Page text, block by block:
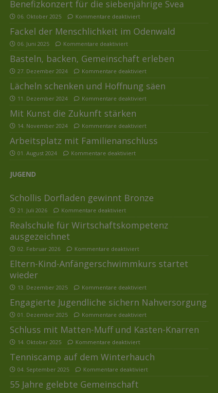
Benefizkonzert für die siebenjährige Svea
06. Oktober 2025 Kommentare deaktiviert
Fackel der Menschlichkeit im Odenwald
06. Juni 2025 Kommentare deaktiviert
Basteln, backen, Gemeinschaft erleben
27. Dezember 2024 Kommentare deaktiviert
Lächeln schenken und Hoffnung säen
11. Dezember 2024 Kommentare deaktiviert
Mit Kunst die Zukunft stärken
14. November 2024 Kommentare deaktiviert
Arbeitsplatz mit Familienanschluss
01. August 2024 Kommentare deaktiviert
JUGEND
Schollis Dorfladen gewinnt Bronze
21. Juli 2026 Kommentare deaktiviert
Realschule für Wirtschaftskompetenz
ausgezeichnet
02. Februar 2026 Kommentare deaktiviert
Eltern-Kind-Anfängerschwimmkurs startet
wieder
13. Dezember 2025 Kommentare deaktiviert
Engagierte Jugendliche sichern Nahversorgung
01. Dezember 2025 Kommentare deaktiviert
Schluss mit Matten-Muff und Kasten-Knarren
14. Oktober 2025 Kommentare deaktiviert
Tenniscamp auf dem Winterhauch
04. September 2025 Kommentare deaktiviert
55 Jahre gelebte Gemeinschaft